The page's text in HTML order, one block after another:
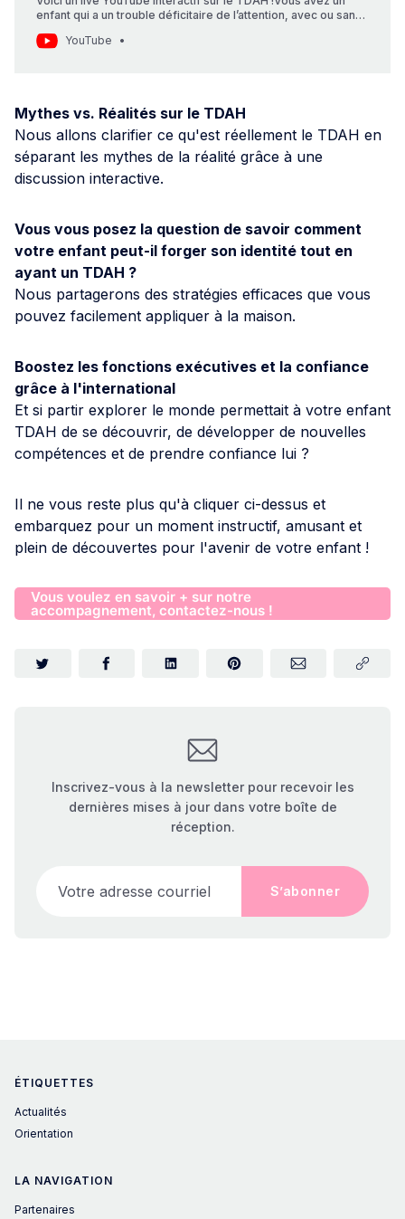
enfant qui a un trouble déficitaire de l’attention, avec ou sans
YouTube
Mythes vs. Réalités sur le TDAH
Nous allons clarifier ce qu'est réellement le TDAH en
séparant les mythes de la réalité grâce à une
discussion interactive.
Vous vous posez la question de savoir comment
votre enfant peut-il forger son identité tout en
ayant un TDAH ?
Nous partagerons des stratégies efficaces que vous
pouvez facilement appliquer à la maison.
Boostez les fonctions exécutives et la confiance
grâce à l'international
Et si partir explorer le monde permettait à votre enfant
TDAH de se découvrir, de développer de nouvelles
compétences et de prendre confiance lui ?
Il ne vous reste plus qu'à cliquer ci-dessus et
embarquez pour un moment instructif, amusant et
plein de découvertes pour l'avenir de votre enfant !
Vous voulez en savoir + sur notre
accompagnement, contactez-nous !
Inscrivez-vous à la newsletter pour recevoir les
dernières mises à jour dans votre boîte de
réception.
S’abonner
ÉTIQUETTES
Actualités
Orientation
LA NAVIGATION
Partenaires